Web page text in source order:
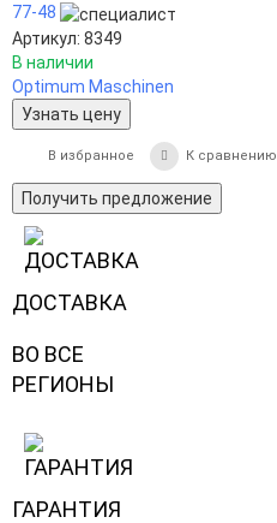
77-48
Артикул: 8349
В наличии
Optimum Maschinen
Узнать цену
В избранное К сравнению
Получить предложение
ДОСТАВКА
ВО ВСЕ
РЕГИОНЫ
ГАРАНТИЯ